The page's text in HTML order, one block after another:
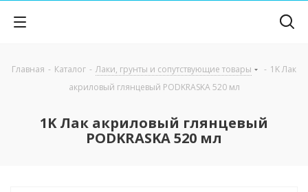
Главная - Каталог - Лаки, грунты и сопутствующие товары - 1K Лак
акриловый глянцевый PODKRASKA 520 мл
1K Лак акриловый глянцевый
PODKRASKA 520 мл